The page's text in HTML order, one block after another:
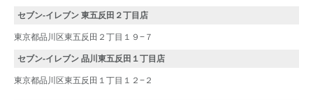
セブン-イレブン 東五反田２丁目店
東京都品川区東五反田２丁目１９−７
セブン-イレブン 品川東五反田１丁目店
東京都品川区東五反田１丁目１２−２